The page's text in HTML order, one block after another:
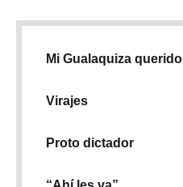
Mi Gualaquiza querido
Virajes
Proto dictador